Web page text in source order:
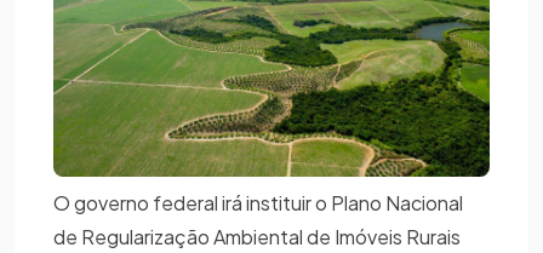
O governo federal irá instituir o Plano Nacional
de Regularização Ambiental de Imóveis Rurais